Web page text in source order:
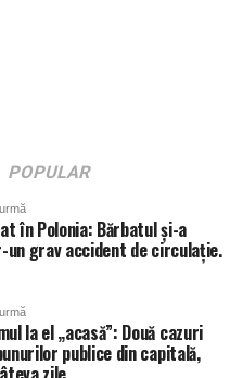
POPULAR
în Polonia: Bărbatul și-a
grav accident de circulație.
la el „acasă”: Două cazuri
publice din capitală,